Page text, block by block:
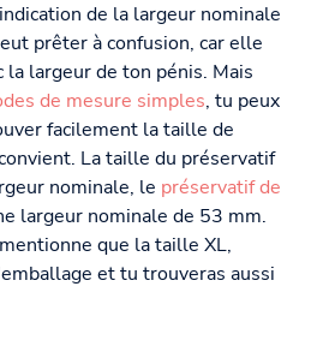
de la largeur nominale
prêter à confusion, car elle
la largeur de ton pénis. Mais
de mesure simples, tu peux
facilement la taille de
La taille du préservatif
nominale, le préservatif de
largeur nominale de 53 mm.
que la taille XL,
et tu trouveras aussi